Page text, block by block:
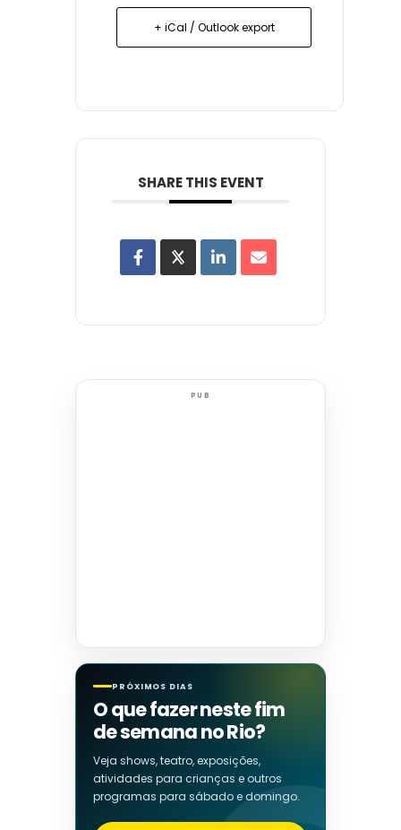
+ iCal / Outlook export
SHARE THIS EVENT
PUB
PRÓXIMOS DIAS
O que fazer neste fim
de semana no Rio?
Veja shows, teatro, exposições,
atividades para crianças e outros
programas para sábado e domingo.